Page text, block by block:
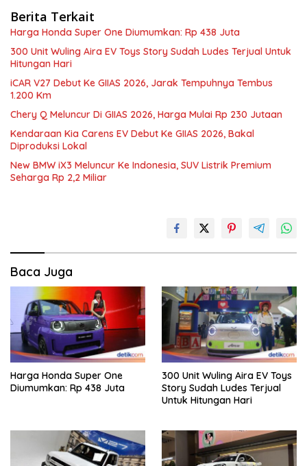
Berita Terkait
Harga Honda Super One Diumumkan: Rp 438 Juta
300 Unit Wuling Aira EV Toys Story Sudah Ludes Terjual Untuk
Hitungan Hari
iCAR V27 Debut Ke GIIAS 2026, Jarak Tempuhnya Tembus
1.200 Km
Chery Q Meluncur Di GIIAS 2026, Harga Mulai Rp 230 Jutaan
Kendaraan Kia Carens EV Debut Ke GIIAS 2026, Bakal
Diproduksi Lokal
New BMW iX3 Meluncur Ke Indonesia, SUV Listrik Premium
Seharga Rp 2,2 Miliar
Baca Juga
Harga Honda Super One
Diumumkan: Rp 438 Juta
300 Unit Wuling Aira EV Toys
Story Sudah Ludes Terjual
Untuk Hitungan Hari